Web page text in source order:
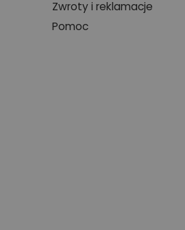
Zwroty i reklamacje
Pomoc